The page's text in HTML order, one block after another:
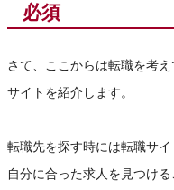
必須
さて、ここからは転職を考
サイトを紹介します。
転職先を探す時には転職サ
自分に合った求人を見つける